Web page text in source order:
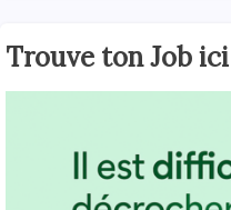
Trouve ton Job ici